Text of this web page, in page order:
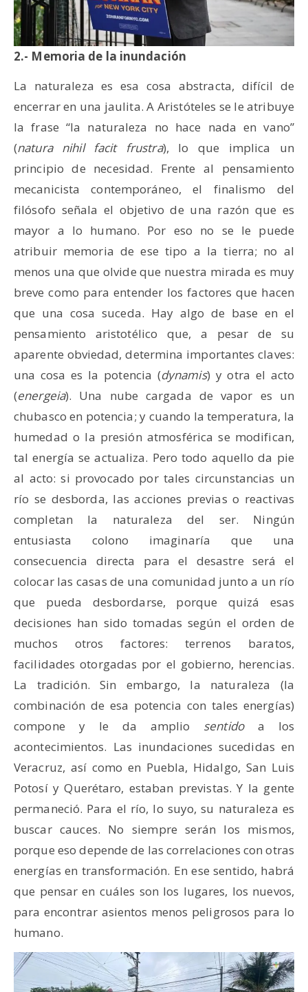
2.- Memoria de la inundación
La naturaleza es esa cosa abstracta, difícil de
encerrar en una jaulita. A Aristóteles se le atribuye
la frase “la naturaleza no hace nada en vano”
(natura nihil facit frustra), lo que implica un
principio de necesidad. Frente al pensamiento
mecanicista contemporáneo, el finalismo del
filósofo señala el objetivo de una razón que es
mayor a lo humano. Por eso no se le puede
atribuir memoria de ese tipo a la tierra; no al
menos una que olvide que nuestra mirada es muy
breve como para entender los factores que hacen
que una cosa suceda. Hay algo de base en el
pensamiento aristotélico que, a pesar de su
aparente obviedad, determina importantes claves:
una cosa es la potencia (dynamis) y otra el acto
(energeia). Una nube cargada de vapor es un
chubasco en potencia; y cuando la temperatura, la
humedad o la presión atmosférica se modifican,
tal energía se actualiza. Pero todo aquello da pie
al acto: si provocado por tales circunstancias un
río se desborda, las acciones previas o reactivas
completan la naturaleza del ser. Ningún
entusiasta colono imaginaría que una
consecuencia directa para el desastre será el
colocar las casas de una comunidad junto a un río
que pueda desbordarse, porque quizá esas
decisiones han sido tomadas según el orden de
muchos otros factores: terrenos baratos,
facilidades otorgadas por el gobierno, herencias.
La tradición. Sin embargo, la naturaleza (la
combinación de esa potencia con tales energías)
compone y le da amplio sentidoa los
acontecimientos. Las inundaciones sucedidas en
Veracruz, así como en Puebla, Hidalgo, San Luis
Potosí y Querétaro, estaban previstas. Y la gente
permaneció. Para el río, lo suyo, su naturaleza es
buscar cauces. No siempre serán los mismos,
porque eso depende de las correlaciones con otras
energías en transformación. En ese sentido, habrá
que pensar en cuáles son los lugares, los nuevos,
para encontrar asientos menos peligrosos para lo
humano.